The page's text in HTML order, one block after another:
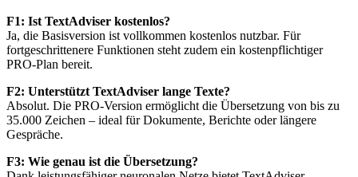
F1: Ist TextAdviser kostenlos?
Ja, die Basisversion ist vollkommen kostenlos nutzbar. Für
fortgeschrittenere Funktionen steht zudem ein kostenpflichtiger
PRO-Plan bereit.
F2: Unterstützt TextAdviser lange Texte?
Absolut. Die PRO-Version ermöglicht die Übersetzung von bis zu
35.000 Zeichen – ideal für Dokumente, Berichte oder längere
Gespräche.
F3: Wie genau ist die Übersetzung?